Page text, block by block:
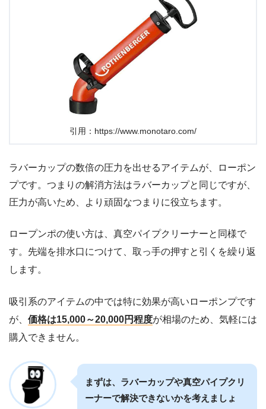
引用：https://www.monotaro.com/
ラバーカップの数倍の圧力を出せるアイテムが、ローポン
プです。つまりの解消方法はラバーカップと同じですが、
圧力が高いため、より頑固なつまりに役立ちます。
ロープンポの使い方は、真空パイプクリーナーと同様で
す。先端を排水口につけて、取っ手の押すと引くを繰り返
します。
吸引系のアイテムの中では特に効果が高いローポンプです
が、 価格は15,000～20,000円程度が相場のため、気軽には
購入できません。
まずは、ラバーカップや真空パイプクリ
ーナーで解決できないかを考えましょ